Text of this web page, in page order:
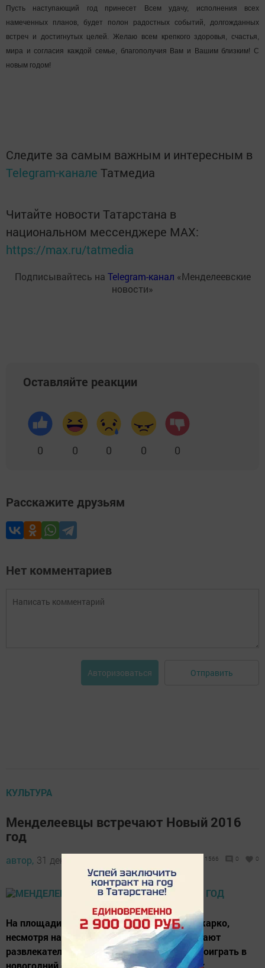
Пусть наступающий год принесет Всем удачу, исполнения всех
намеченных планов, будет полон радостных событий, долгожданных
встреч и достигнутых целей. Желаю всем крепкого здоровья, счастья,
мира и согласия каждой семье, благополучия Вам и Вашим близким! С
новым годом!
Следите за самым важным и интересным в
Telegram-канале Татмедиа
Читайте новости Татарстана в
национальном мессенджере MАХ:
https://max.ru/tatmedia
Подписывайтесь на Telegram-канал «Менделеевские
новости»
Оставляйте реакции
0 0 0 0 0
Расскажите друзьям
Нет комментариев
Авторизоваться Отправить
КУЛЬТУРА
Менделеевцы встречают Новый 2016
год
автор, 31 декабря 2015 - 16:41 1566 0 0
На площади у ДК имени Гассара поистине жарко,
несмотря на морозную погоду. Здесь работают
развлекательные зоны. Желающие могут поиграть в